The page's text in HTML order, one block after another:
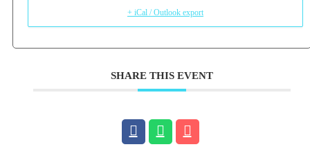
+ iCal / Outlook export
SHARE THIS EVENT